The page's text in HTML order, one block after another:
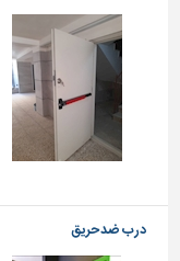
درب ضد حریق